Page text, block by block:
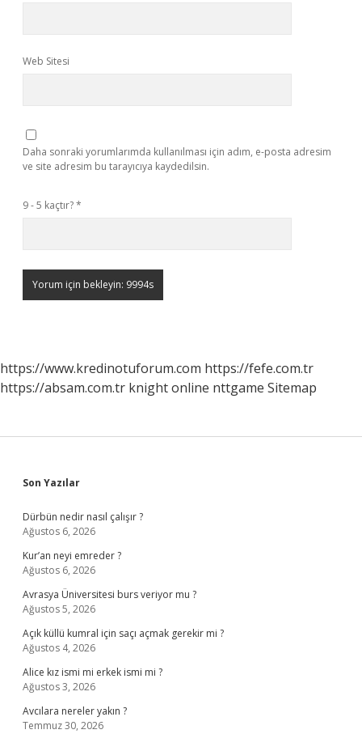
Web Sitesi
Daha sonraki yorumlarımda kullanılması için adım, e-posta adresim
ve site adresim bu tarayıcıya kaydedilsin.
9 - 5 kaçtır?*
https://www.kredinotuforum.com https://fefe.com.tr
https://absam.com.tr knight online nttgame Sitemap
Sidebar
Son Yazılar
Dürbün nedir nasıl çalışır ?
Ağustos 6, 2026
Kur’an neyi emreder ?
Ağustos 6, 2026
Avrasya Üniversitesi burs veriyor mu ?
Ağustos 5, 2026
Açık küllü kumral için saçı açmak gerekir mi ?
Ağustos 4, 2026
Alice kız ismi mi erkek ismi mi ?
Ağustos 3, 2026
Avcılara nereler yakın ?
Temmuz 30, 2026